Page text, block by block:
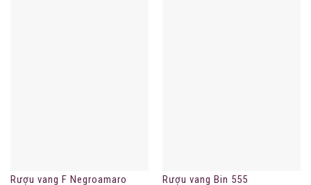
Rượu vang F Negroamaro Rượu vang Bin 555